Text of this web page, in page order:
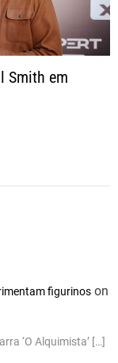
Smith em
figurinos on
‘O Alquimista’ […]